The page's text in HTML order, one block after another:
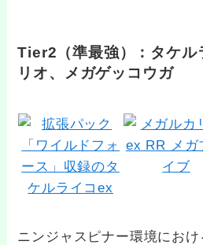
Tier2（準最強）：タケル
リオ、メガゲッコウガ
ニンジャスピナー環境におけ